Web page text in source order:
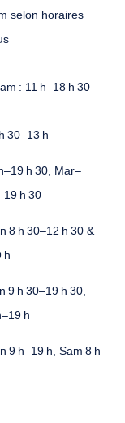
selon horaires
: 11 h–18 h 30
30–13 h
h 30, Mar–
h 30
8 h 30–12 h 30 &
h
9 h 30–19 h 30,
h
9 h–19 h, Sam 8 h–